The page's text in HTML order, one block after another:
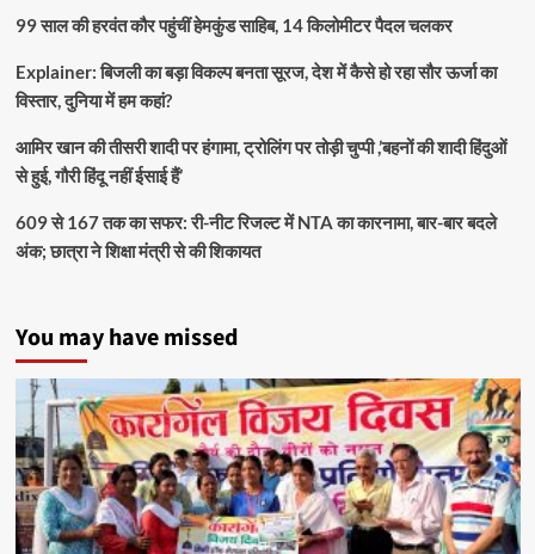
99 साल की हरवंत कौर पहुंचीं हेमकुंड साहिब, 14 किलोमीटर पैदल चलकर
Explainer: बिजली का बड़ा विकल्प बनता सूरज, देश में कैसे हो रहा सौर ऊर्जा का
विस्तार, दुनिया में हम कहां?
आमिर खान की तीसरी शादी पर हंगामा, ट्रोलिंग पर तोड़ी चुप्पी ,’बहनों की शादी हिंदुओं
से हुई, गौरी हिंदू नहीं ईसाई हैं’
609 से 167 तक का सफर: री-नीट रिजल्ट में NTA का कारनामा, बार-बार बदले
अंक; छात्रा ने शिक्षा मंत्री से की शिकायत
You may have missed